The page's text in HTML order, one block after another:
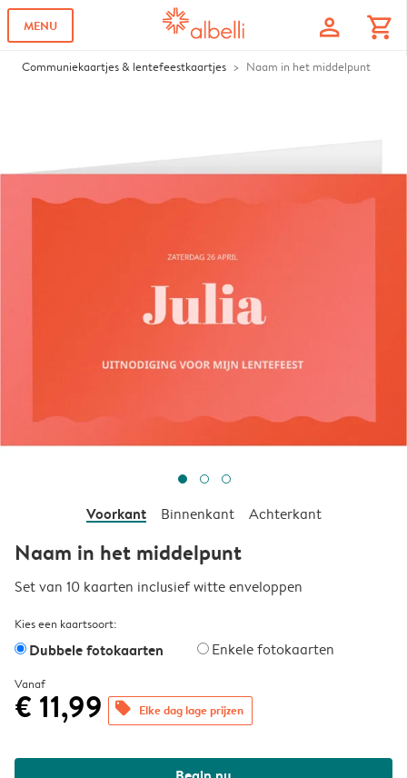
MENU profile shopping_cart
Communiekaartjes & lentefeestkaartjes Naam in het middelpunt
Voorkant Binnenkant Achterkant
Naam in het middelpunt
Set van 10 kaarten inclusief witte enveloppen
Kies een kaartsoort:
Dubbele fotokaarten Enkele fotokaarten
Vanaf
€ 11,99 offers Elke dag lage prijzen